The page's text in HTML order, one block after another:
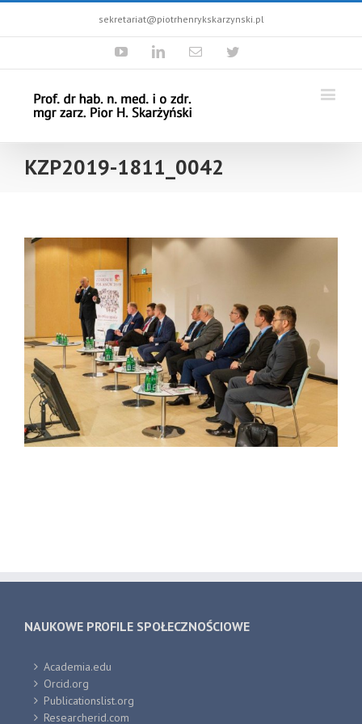
sekretariat@piotrhenrykskarzynski.pl
YoutubeLinkedinEmail Twitter
KZP2019-1811_0042
NAUKOWE PROFILE SPOŁECZNOŚCIOWE
Academia.edu
Orcid.org
Publicationslist.org
Researcherid.com